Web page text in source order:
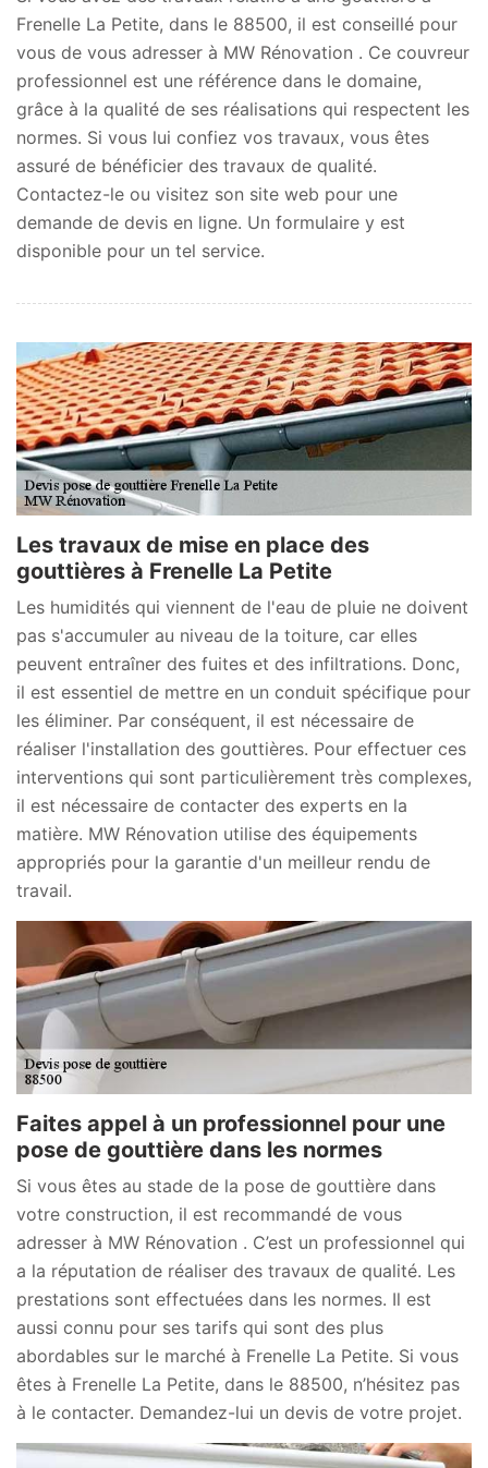
Frenelle La Petite, dans le 88500, il est conseillé pour
vous de vous adresser à MW Rénovation . Ce couvreur
professionnel est une référence dans le domaine,
grâce à la qualité de ses réalisations qui respectent les
normes. Si vous lui confiez vos travaux, vous êtes
assuré de bénéficier des travaux de qualité.
Contactez-le ou visitez son site web pour une
demande de devis en ligne. Un formulaire y est
disponible pour un tel service.
Les travaux de mise en place des
gouttières à Frenelle La Petite
Les humidités qui viennent de l'eau de pluie ne doivent
pas s'accumuler au niveau de la toiture, car elles
peuvent entraîner des fuites et des infiltrations. Donc,
il est essentiel de mettre en un conduit spécifique pour
les éliminer. Par conséquent, il est nécessaire de
réaliser l'installation des gouttières. Pour effectuer ces
interventions qui sont particulièrement très complexes,
il est nécessaire de contacter des experts en la
matière. MW Rénovation utilise des équipements
appropriés pour la garantie d'un meilleur rendu de
travail.
Faites appel à un professionnel pour une
pose de gouttière dans les normes
Si vous êtes au stade de la pose de gouttière dans
votre construction, il est recommandé de vous
adresser à MW Rénovation . C’est un professionnel qui
a la réputation de réaliser des travaux de qualité. Les
prestations sont effectuées dans les normes. Il est
aussi connu pour ses tarifs qui sont des plus
abordables sur le marché à Frenelle La Petite. Si vous
êtes à Frenelle La Petite, dans le 88500, n’hésitez pas
à le contacter. Demandez-lui un devis de votre projet.